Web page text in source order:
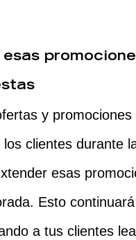
y promociones
los clientes durante
esas
Esto continuará
a tus clientes